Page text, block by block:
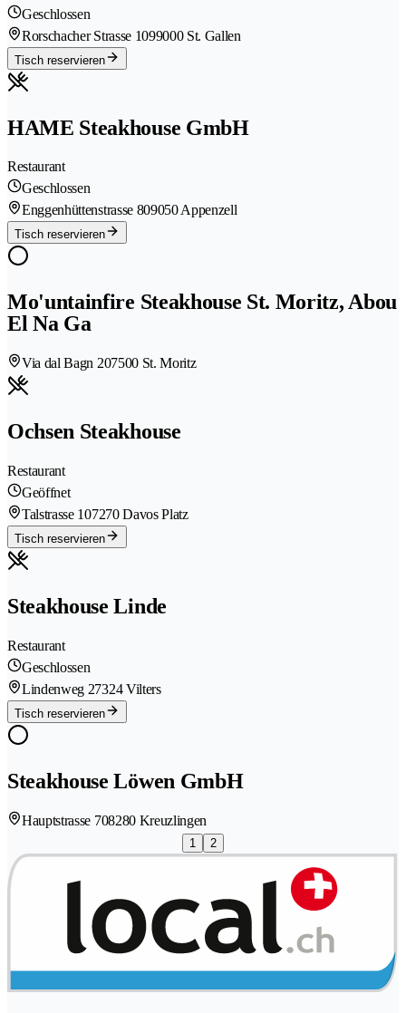
Geschlossen
Rorschacher Strasse 1099000 St. Gallen
Tisch reservieren
HAME Steakhouse GmbH
Restaurant
Geschlossen
Enggenhüttenstrasse 809050 Appenzell
Tisch reservieren
Mo'untainfire Steakhouse St. Moritz, Abou
El Na Ga
Via dal Bagn 207500 St. Moritz
Ochsen Steakhouse
Restaurant
Geöffnet
Talstrasse 107270 Davos Platz
Tisch reservieren
Steakhouse Linde
Restaurant
Geschlossen
Lindenweg 27324 Vilters
Tisch reservieren
Steakhouse Löwen GmbH
Hauptstrasse 708280 Kreuzlingen
1 2